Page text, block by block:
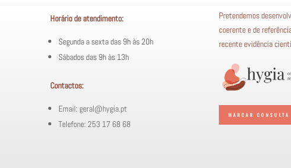
Horário de atendimento:
Segunda a sexta das 9h às 20h
Sábados das 9h às 13h
Contactos:
Email: geral@hygia.pt
Telefone: 253 17 68 68
Pretendemos
coerente e de
recente evidência
MARCAR CONSULTA